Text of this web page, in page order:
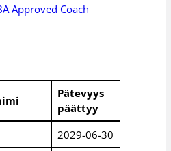
Approved Coach
Pätevyys
päättyy
2029-06-30